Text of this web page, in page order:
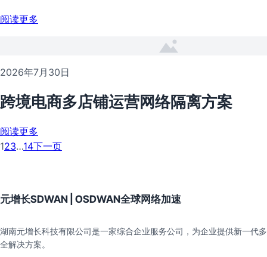
阅读更多
2026年7月30日
跨境电商多店铺运营网络隔离方案
阅读更多
123…14下一页
元增长SDWAN | OSDWAN全球网络加速
湖南元增长科技有限公司是一家综合企业服务公司，为企业提供新一代
全解决方案。